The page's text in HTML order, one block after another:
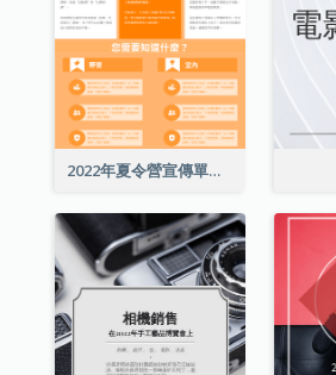
2022年夏令營宣傳單張